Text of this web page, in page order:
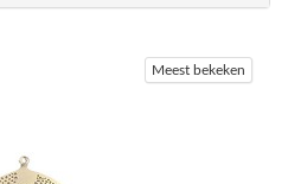
Meest bekeken